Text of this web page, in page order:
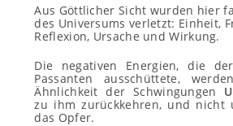
Aus Göttlicher Sicht wurden hier
des Universums verletzt: Einheit,
Reflexion, Ursache und Wirkung.
Die negativen Energien, die
Passanten ausschüttete,
Ähnlichkeit der Schwingungen
zu ihm zurückkehren, und nicht
das Opfer.